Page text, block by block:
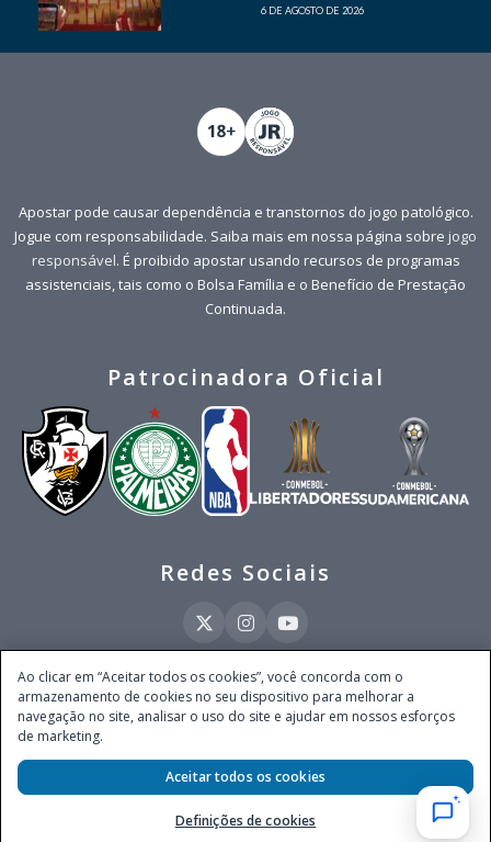
6 DE AGOSTO DE 2026
Apostar pode causar dependência e transtornos do jogo patológico.
Jogue com responsabilidade. Saiba mais em nossa página sobre jogo
responsável. É proibido apostar usando recursos de programas
assistenciais, tais como o Bolsa Família e o Benefício de Prestação
Continuada.
Patrocinadora Oficial
Redes Sociais
Este site é operado pela Ventmear Brasil LTDA (CNPJ 52.868.380/0001-84), com
endereço na Avenida Brigadeiro Faria Lima, nº 4.055, 3º andar, Itaim Bibi, no
Município de São Paulo, Estado de São Paulo, CEP 04538-133, Brasil - empresa
autorizada a operar apostas de quota fixa em todo território nacional pela
Secretaria de Prêmios e Apostas do Ministério da Fazenda, conforme Portaria nº
247, de 07.02.2025, publicada no DOU em 11.2.2025.
Ao clicar em “Aceitar todos os cookies”, você concorda com o
armazenamento de cookies no seu dispositivo para melhorar a
navegação no site, analisar o uso do site e ajudar em nossos esforços
de marketing.
Definições de cookies
Aceitar todos os cookies